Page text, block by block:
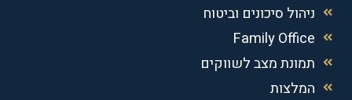
ניהול סיכונים וביטוח
Family Office
תמונת מצב לשווקים
המלצות